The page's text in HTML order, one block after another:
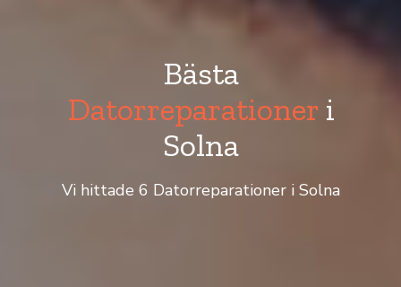
Bästa
Datorreparationeri
Solna
Vi hittade 6 Datorreparationer i Solna